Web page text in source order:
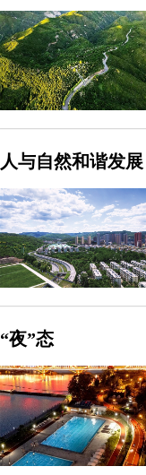
人与自然和谐发展
“夜”态